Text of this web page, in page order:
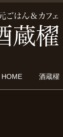
HOME 酒蔵櫂